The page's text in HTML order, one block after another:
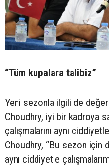
“Tüm kupalara talibiz”
Yeni sezonla ilgili de
Choudhry, iyi bir kadroya
çalışmalarını aynı
Choudhry, “Bu sezon için
aynı ciddiyetle